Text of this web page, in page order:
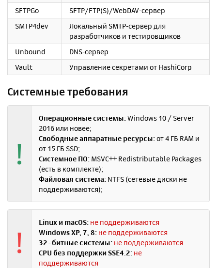
SFTPGo
SFTP/FTP(S)/WebDAV-сервер
SMTP4dev
Локальный SMTP-сервер для
разработчиков и тестировщиков
Unbound
DNS-сервер
Vault
Управление секретами от HashiCorp
Системные требования
!
Операционные системы:Windows 10 / Server
2016 или новее;
Свободные аппаратные ресурсы:от 4 ГБ RAM и
от 15 ГБ SSD;
Системное ПО: MSVC++ Redistributable Packages
(есть в комплекте);
Файловая система: NTFS (сетевые диски не
поддерживаются);
!
Linux и macOS: не поддерживаются
Windows XP, 7, 8: не поддерживаются
32-битные системы: не поддерживаются
CPU без поддержки SSE4.2: не
поддерживаются